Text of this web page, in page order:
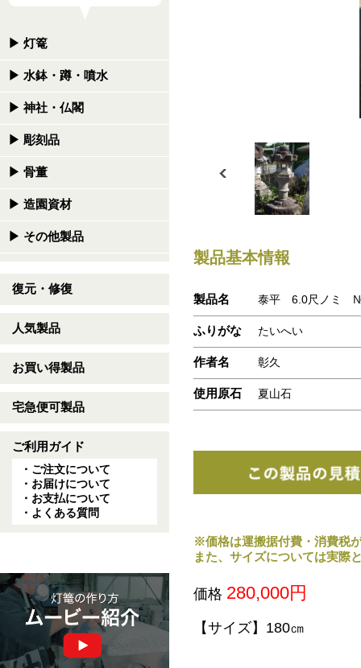
▶ 灯篭
▶ 水鉢・蹲・噴水
▶ 神社・仏閣
▶ 彫刻品
▶ 骨董
▶ 造園資材
▶ その他製品
復元・修復
人気製品
お買い得製品
宅急便可製品
ご利用ガイド
・ご注文について
・お届けについて
・お支払について
・よくある質問
製品基本情報
製品名 泰平 6.0尺ノミ
ふりがな たいへい
作者名 彰久
使用原石 夏山石
※価格は運搬据付費・消費税
また、サイズについては実際
価格 280,000円
【サイズ】 180㎝